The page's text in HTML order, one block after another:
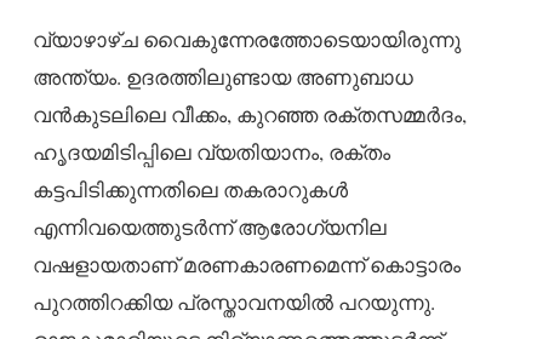
വ്യാഴാഴ്ച വൈകുന്നേരത്തോടെയായിരുന്നു
അന്ത്യം. ഉദരത്തിലുണ്ടായ അണുബാധ
വൻകുടലിലെ വീക്കം, കുറഞ്ഞ രക്തസമ്മർദം,
ഹൃദയമിടിപ്പിലെ വ്യതിയാനം, രക്തം
കട്ടപിടിക്കുന്നതിലെ തകരാറുകൾ
എന്നിവയെത്തുടർന്ന് ആരോഗ്യനില
വഷളായതാണ് മരണകാരണമെന്ന് കൊട്ടാരം
പുറത്തിറക്കിയ പ്രസ്താവനയിൽ പറയുന്നു.